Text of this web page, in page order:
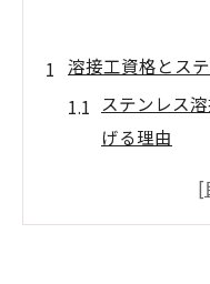
溶接工資格とス
ステンレス
げる理由
溶接工資格